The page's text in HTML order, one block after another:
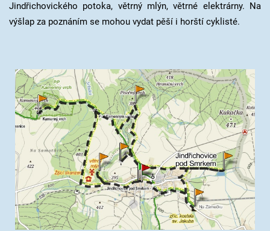
Jindřichovického potoka, větrný mlýn, větrné elektrárny. Na
výšlap za poznáním se mohou vydat pěší i horští cyklisté.